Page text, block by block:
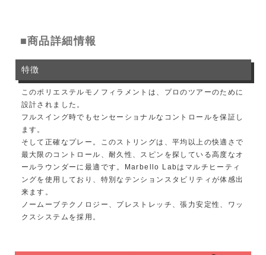
■商品詳細情報
特徴
このポリエステルモノフィラメントは、プロのツアーのために
設計されました。
フルスイング時でもセンセーショナルなコントロールを保証し
ます。
そして正確なプレー。このストリングは、平均以上の快適さで
最大限のコントロール、耐久性、スピンを探している高度なオ
ールラウンダーに最適です。Marbello Labはマルチヒーティ
ングを使用しており、特別なテンションスタビリティが体感出
来ます。
ノームーブテクノロジー、プレストレッチ、張力安定性、ワッ
クスシステムを採用。